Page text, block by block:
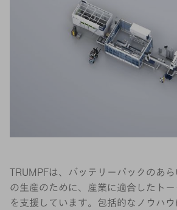
TRUMPFは、バッテリーパックのあ
の生産のために、産業に適合したト
を支援しています。包括的なノウハ